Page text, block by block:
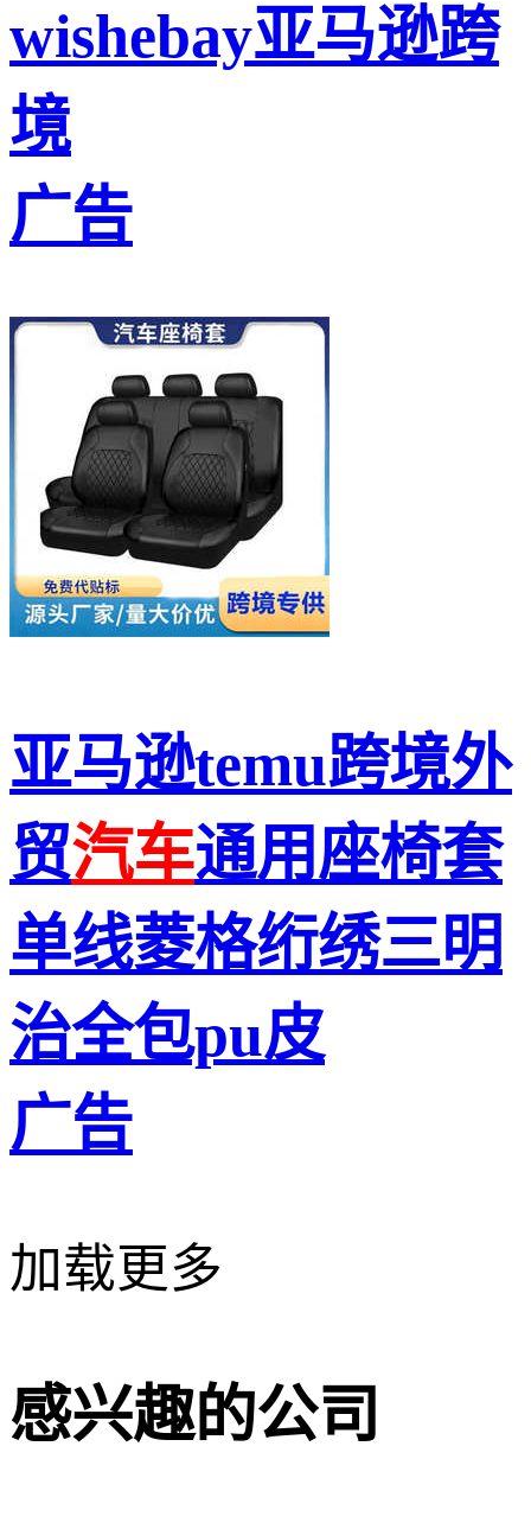
wishebay亚马逊跨
境
广告
亚马逊temu跨境外
贸汽车通用座椅套
单线菱格绗绣三明
治全包pu皮
广告
加载更多
感兴趣的公司